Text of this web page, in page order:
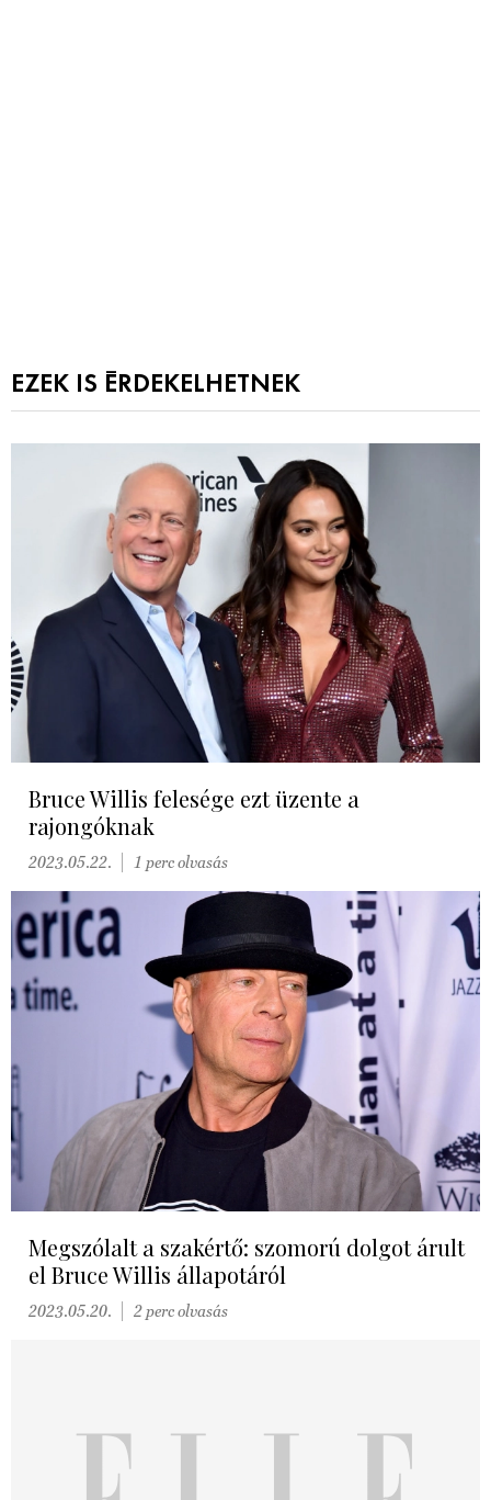
EZEK IS ÉRDEKELHETNEK
Bruce Willis felesége ezt üzente a
rajongóknak
2023.05.22. 1 perc olvasás
Megszólalt a szakértő: szomorú dolgot árult
el Bruce Willis állapotáról
2023.05.20. 2 perc olvasás